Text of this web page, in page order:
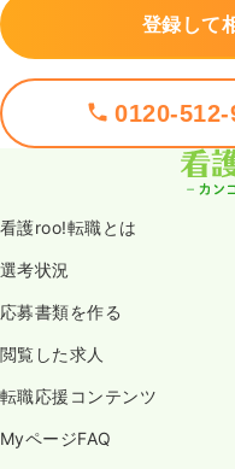
登録して
0120-512-
看護roo!転職とは
選考状況
応募書類を作る
閲覧した求人
転職応援コンテンツ
MyページFAQ